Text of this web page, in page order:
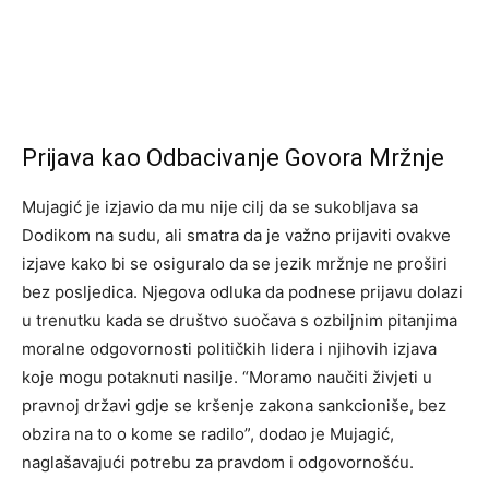
Prijava kao Odbacivanje Govora Mržnje
Mujagić je izjavio da mu nije cilj da se sukobljava sa
Dodikom na sudu, ali smatra da je važno prijaviti ovakve
izjave kako bi se osiguralo da se jezik mržnje ne proširi
bez posljedica. Njegova odluka da podnese prijavu dolazi
u trenutku kada se društvo suočava s ozbiljnim pitanjima
moralne odgovornosti političkih lidera i njihovih izjava
koje mogu potaknuti nasilje. “Moramo naučiti živjeti u
pravnoj državi gdje se kršenje zakona sankcioniše, bez
obzira na to o kome se radilo”, dodao je Mujagić,
naglašavajući potrebu za pravdom i odgovornošću.